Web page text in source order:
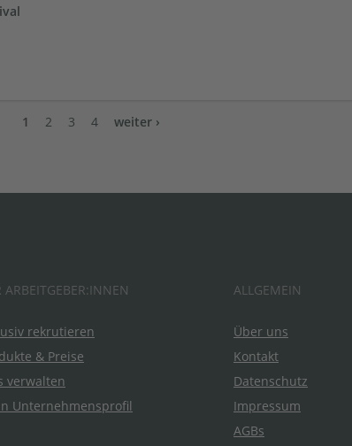
1 2 3 4 weiter ›
ARBEITGEBER:INNEN
rekrutieren
& Preise
verwalten
Unternehmensprofil
ALLGEMEIN
Über uns
Kontakt
Datenschutz
Impressum
AGBs